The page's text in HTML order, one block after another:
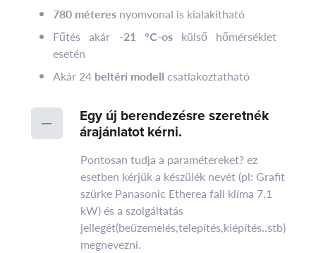
780 méteres nyomvonal is kialakítható
Fűtés akár -21 °C-oskülső hőmérséklet
esetén
Akár 24 beltéri modell csatlakoztatható
Egy új berendezésre szeretnék
árajánlatot kérni.
Pontosan tudja a paramétereket? ez
esetben kérjük a készülék nevét (pl: Grafit
szürke Panasonic Etherea fali klíma 7,1
kW) és a szolgáltatás
jellegét(beüzemelés,telepítés,kiépítés..stb)
megnevezni.